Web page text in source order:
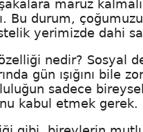
maruz
Bu durum,
yerimizde dahi
nedir? Sosyal
gün ışığını bile
sadece
kabul etmek gerek.